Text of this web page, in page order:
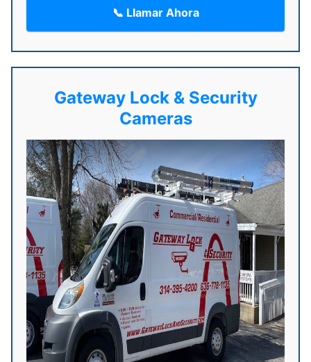
📞 Llamar Ahora
Gateway Lock & Security
Cameras